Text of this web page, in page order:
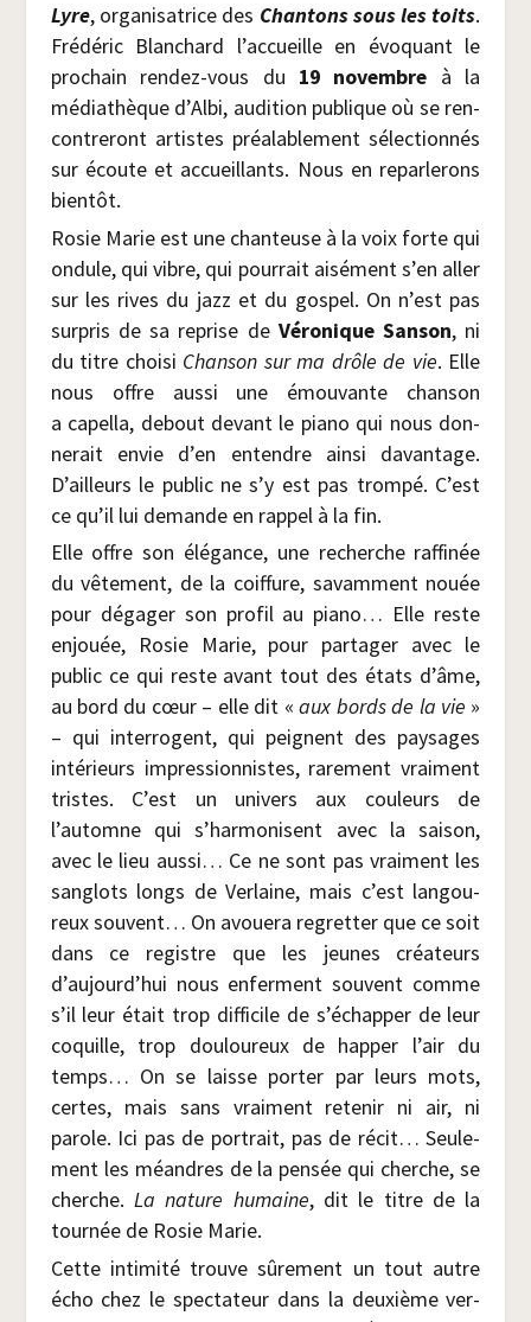
Lyre, orga­ni­sa­trice des Chan­tons sous les toits.
Fré­dé­ric Blan­chard l’accueille en évo­quant le
pro­chain ren­dez-vous du 19 novembre à la
média­thèque d’Albi, audi­tion publique où se ren­
con­tre­ront artistes préa­la­ble­ment sélec­tion­nés
sur écoute et accueillants. Nous en repar­le­rons
bientôt.
Rosie Marie est une chan­teuse à la voix forte qui
ondule, qui vibre, qui pour­rait aisé­ment s’en aller
sur les rives du jazz et du gos­pel. On n’est pas
sur­pris de sa reprise de Véro­nique San­son, ni
du titre choi­si Chan­son sur ma drôle de vie. Elle
nous offre aus­si une émou­vante chan­son
a capel­la, debout devant le pia­no qui nous don­
ne­rait envie d’en entendre ain­si davan­tage.
D’ailleurs le public ne s’y est pas trom­pé. C’est
ce qu’il lui demande en rap­pel à la fin.
Elle offre son élé­gance, une recherche raf­fi­née
du vête­ment, de la coif­fure, savam­ment nouée
pour déga­ger son pro­fil au pia­no… Elle reste
enjouée, Rosie Marie, pour par­ta­ger avec le
public ce qui reste avant tout des états d’âme,
au bord du cœur – elle dit «aux bords de la vie »
– qui inter­rogent, qui peignent des pay­sages
inté­rieurs impres­sion­nistes, rare­ment vrai­ment
tristes. C’est un uni­vers aux cou­leurs de
l’automne qui s’harmonisent avec la sai­son,
avec le lieu aus­si… Ce ne sont pas vrai­ment les
san­glots longs de Ver­laine, mais c’est lan­gou­
reux sou­vent… On avoue­ra regret­ter que ce soit
dans ce registre que les jeunes créa­teurs
d’aujourd’hui nous enferment sou­vent comme
s’il leur était trop dif­fi­cile de s’échapper de leur
coquille, trop dou­lou­reux de hap­per l’air du
temps… On se laisse por­ter par leurs mots,
certes, mais sans vrai­ment rete­nir ni air, ni
parole. Ici pas de por­trait, pas de récit… Seule­
ment les méandres de la pen­sée qui cherche, se
cherche. La nature humaine, dit le titre de la
tour­née de Rosie Marie.
Cette inti­mi­té trouve sûre­ment un tout autre
écho chez le spec­ta­teur dans la deuxième ver­